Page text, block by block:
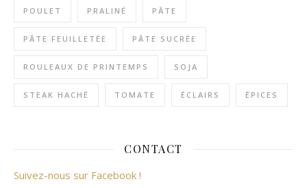
POULET PRALINÉ PÂTE
PÂTE FEUILLETÉE PÂTE SUCRÉE
ROULEAUX DE PRINTEMPS SOJA
STEAK HACHÉ TOMATE ÉCLAIRS ÉPICES
CONTACT
Suivez-nous sur Facebook !